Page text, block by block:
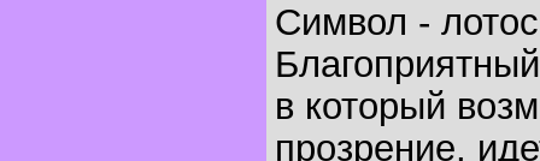
Символ -
в который
прозрение,